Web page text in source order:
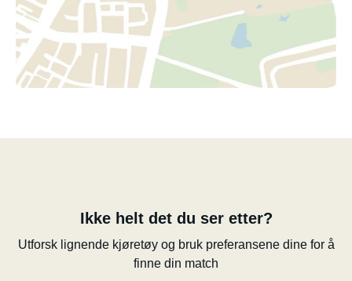
Ikke helt det du ser etter?
Utforsk lignende kjøretøy og bruk preferansene dine for å
finne din match